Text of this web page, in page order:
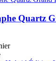
Quartz